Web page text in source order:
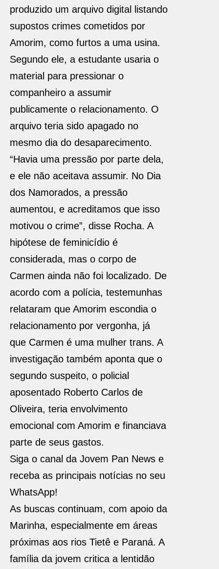
produzido um arquivo digital listando
supostos crimes cometidos por
Amorim, como furtos a uma usina.
Segundo ele, a estudante usaria o
material para pressionar o
companheiro a assumir
publicamente o relacionamento. O
arquivo teria sido apagado no
mesmo dia do desaparecimento.
“Havia uma pressão por parte dela,
e ele não aceitava assumir. No Dia
dos Namorados, a pressão
aumentou, e acreditamos que isso
motivou o crime”, disse Rocha. A
hipótese de feminicídio é
considerada, mas o corpo de
Carmen ainda não foi localizado. De
acordo com a polícia, testemunhas
relataram que Amorim escondia o
relacionamento por vergonha, já
que Carmen é uma mulher trans. A
investigação também aponta que o
segundo suspeito, o policial
aposentado Roberto Carlos de
Oliveira, teria envolvimento
emocional com Amorim e financiava
parte de seus gastos.
Siga o canal da Jovem Pan News e
receba as principais notícias no seu
WhatsApp!
As buscas continuam, com apoio da
Marinha, especialmente em áreas
próximas aos rios Tietê e Paraná. A
família da jovem critica a lentidão